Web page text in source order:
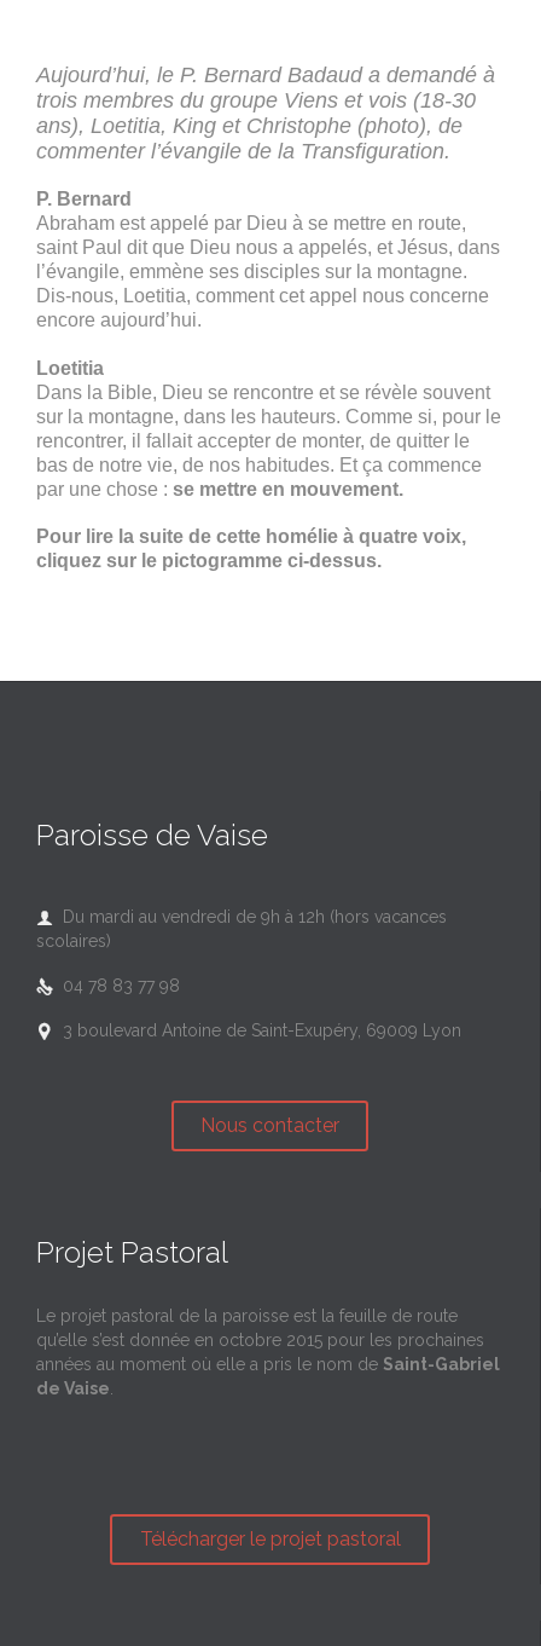
Aujourd’hui, le P. Bernard Badaud a demandé à
trois membres du groupe Viens et vois (18-30
ans), Loetitia, King et Christophe (photo), de
commenter l’évangile de la Transfiguration.
P. Bernard
Abraham est appelé par Dieu à se mettre en route,
saint Paul dit que Dieu nous a appelés, et Jésus, dans
l’évangile, emmène ses disciples sur la montagne.
Dis-nous, Loetitia, comment cet appel nous concerne
encore aujourd’hui.
Loetitia
Dans la Bible, Dieu se rencontre et se révèle souvent
sur la montagne, dans les hauteurs. Comme si, pour le
rencontrer, il fallait accepter de monter, de quitter le
bas de notre vie, de nos habitudes. Et ça commence
par une chose : se mettre en mouvement.
Pour lire la suite de cette homélie à quatre voix,
cliquez sur le pictogramme ci-dessus.
Paroisse de Vaise

Du mardi au vendredi de 9h à 12h (hors vacances
scolaires)
 04 78 83 77 98
 3 boulevard Antoine de Saint-Exupéry, 69009 Lyon
Nous contacter
Projet Pastoral
Le projet pastoral de la paroisse est la feuille de route
qu’elle s’est donnée en octobre 2015 pour les prochaines
années au moment où elle a pris le nom de Saint-Gabriel
de Vaise
Télécharger le projet pastoral